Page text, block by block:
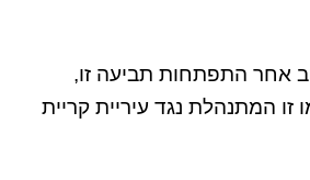
אחר התפתחות תביעה זו,
זו המתנהלת נגד עיריית קריית